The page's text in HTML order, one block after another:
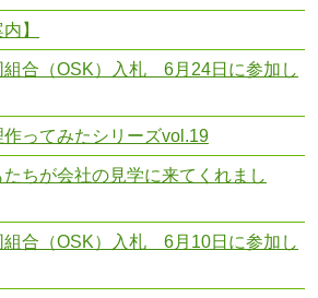
】
組合（OSK）入札 6月24日に参加し
ってみたシリーズvol.19
ちが会社の見学に来てくれまし
組合（OSK）入札 6月10日に参加し